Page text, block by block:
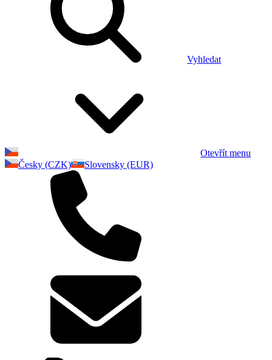
Vyhledat
Otevřít menu
Česky (CZK)
Slovensky (EUR)